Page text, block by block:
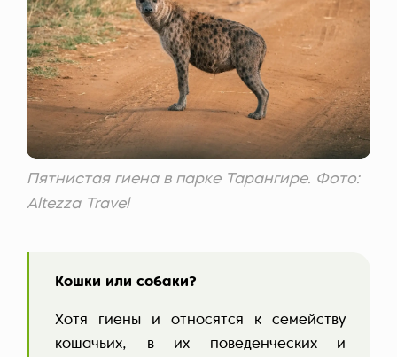
Пятнистая гиена в парке Тарангире. Фото:
Altezza Travel
Кошки или собаки?
Хотя гиены и относятся к семейству
кошачьих, в их поведенческих и